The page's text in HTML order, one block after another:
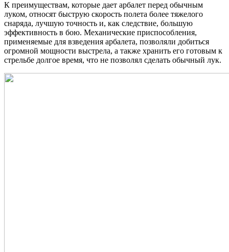
К преимуществам, которые дает арбалет перед обычным
луком, относят быструю скорость полета более тяжелого
снаряда, лучшую точность и, как следствие, большую
эффективность в бою. Механические приспособления,
применяемые для взведения арбалета, позволяли добиться
огромной мощности выстрела, а также хранить его готовым к
стрельбе долгое время, что не позволял сделать обычный лук.